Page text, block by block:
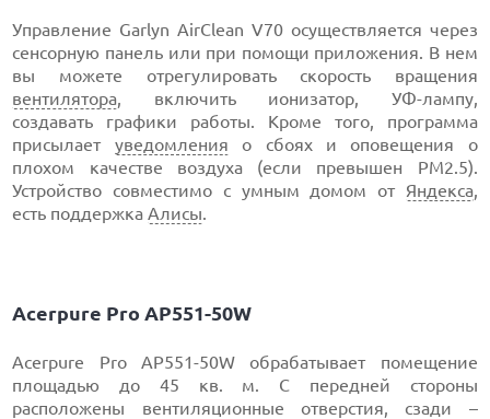
Управление Garlyn AirClean V70 осуществляется через
сенсорную панель или при помощи приложения. В нем
вы можете отрегулировать скорость вращения
вентилятора, включить ионизатор, УФ-лампу,
создавать графики работы. Кроме того, программа
присылает уведомления о сбоях и оповещения о
плохом качестве воздуха (если превышен PM2.5).
Устройство совместимо с умным домом от Яндекса,
есть поддержкаАлисы.
Acerpure Pro AP551-50W
Acerpure Pro AP551-50W обрабатывает помещение
площадью до 45 кв. м. С передней стороны
расположены вентиляционные отверстия, сзади –